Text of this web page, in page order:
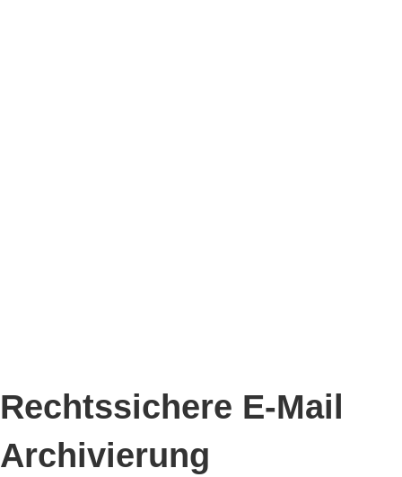
Rechtssichere E-Mail
Archivierung